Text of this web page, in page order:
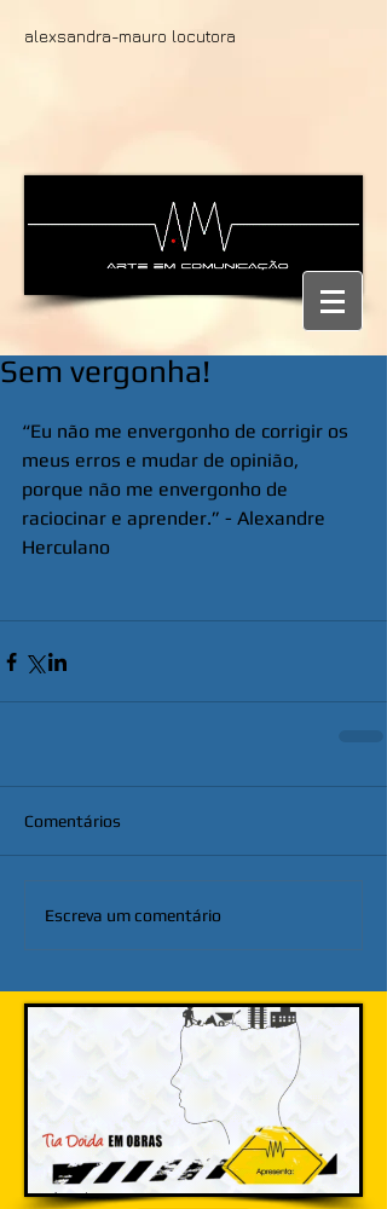
alexsandra-mauro locutora
Sem vergonha!
“Eu não me envergonho de corrigir os
meus erros e mudar de opinião,
porque não me envergonho de
raciocinar e aprender.” - Alexandre
Herculano
Comentários
Escreva um comentário